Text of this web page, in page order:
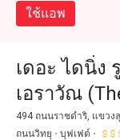
ใช้แอพ
เดอะ ไดนิ่ง
เอราวัณ
Hyatt
494 ถนนราชดำริ, แขวง
ถนนวิทยุ
บุฟเฟต์